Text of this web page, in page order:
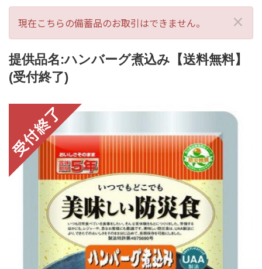
×
現在こちらの備蓄品のお取引はできません。
提供品名:ハンバーグ煮込み【送料無料】
(受付終了)